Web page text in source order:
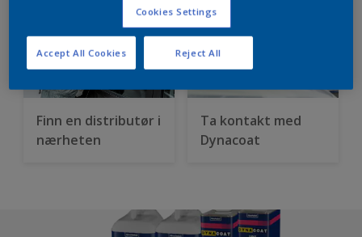
Finn en distributør i
nærheten
Ta kontakt med
Dynacoat
Cookies Settings
Reject All
Accept All Cookies